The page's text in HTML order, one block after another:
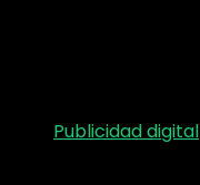
Publicidad digital